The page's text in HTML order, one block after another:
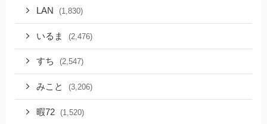
LAN (1,830)
いるま (2,476)
すち (2,547)
みこと (3,206)
暇72 (1,520)